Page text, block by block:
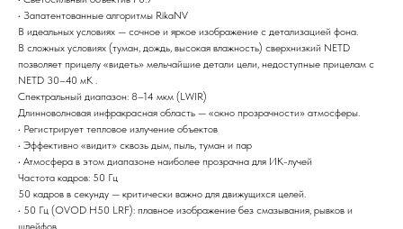
• Запатентованные алгоритмы RikaNV
В идеальных условиях — сочное и яркое изображение с детализацией фона.
В сложных условиях (туман, дождь, высокая влажность) сверхнизкий NETD
позволяет прицелу «видеть» мельчайшие детали цели, недоступные прицелам с
NETD 30–40 мК .
Спектральный диапазон: 8–14 мкм (LWIR)
Длинноволновая инфракрасная область — «окно прозрачности» атмосферы.
• Регистрирует тепловое излучение объектов
• Эффективно «видит» сквозь дым, пыль, туман и пар
• Атмосфера в этом диапазоне наиболее прозрачна для ИК-лучей
Частота кадров: 50 Гц
50 кадров в секунду — критически важно для движущихся целей.
• 50 Гц (OVOD H50 LRF): плавное изображение без смазывания, рывков и
шлейфов